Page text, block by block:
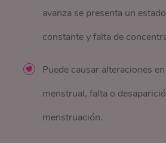
avanza se presenta un
constante y falta de
Puede causar alteraciones
menstrual, falta o
menstruación.